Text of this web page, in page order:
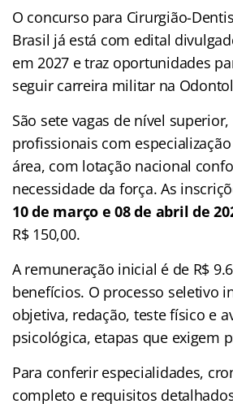
O concurso para Cirurgião-
Brasil já está com edital
em 2027 e traz oportunidades
seguir carreira militar na
São sete vagas de nível
profissionais com
área, com lotação nacional
necessidade da força. As
10 de março e 08 de abril de
R$ 150,00.
A remuneração inicial é de R$
benefícios. O processo seletivo
objetiva, redação, teste físico e
psicológica, etapas que exigem
Para conferir especialidades,
completo e requisitos